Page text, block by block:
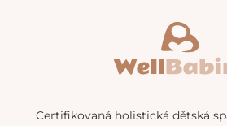
Certifikovaná holistická dětská